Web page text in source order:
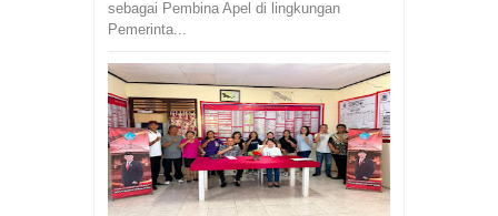
sebagai Pembina Apel di lingkungan
Pemerinta...